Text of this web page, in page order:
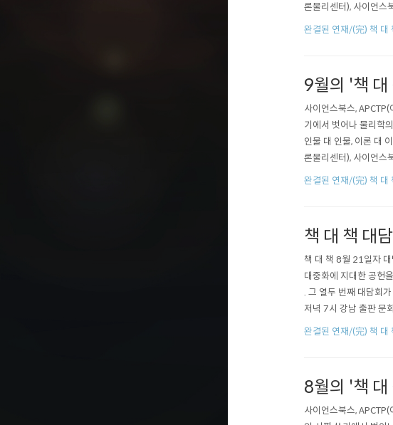
론물리센터), 사이언스
공개 대담 시간을 가집
완결된 연재/(完) 책 대
9월의 '책 대
사이언스북스,
기에서 벗어나 물리학
인물 대 인물, 이론 대
론물리센터), 사이언스
공개 대담 시간을 가집
완결된 연재/(完) 책 대
책 대 책 대
책 대 책 8월 21일자 대
대중화에 지대한 공헌
. 그 열두 번째 대담회
저녁 7시 강남 출판 문
베르너 하이젠베르크
완결된 연재/(完) 책 대
8월의 '책 대
사이언스북스,